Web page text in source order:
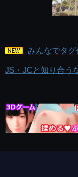
みんなでタグ
JS・JCと知り合う